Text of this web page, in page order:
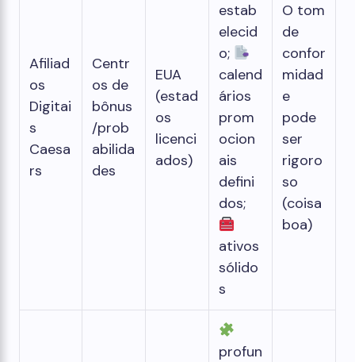
Afiliad
os
Digitai
s
Caesa
rs
Centr
os de
bônus
/prob
abilida
des
EUA
(estad
os
licenci
ados)
estab
elecid
o;
calend
ários
prom
ocion
ais
defini
dos;
ativos
sólido
s
O tom
de
confor
midad
e
pode
ser
rigoro
so
(coisa
boa)
profun